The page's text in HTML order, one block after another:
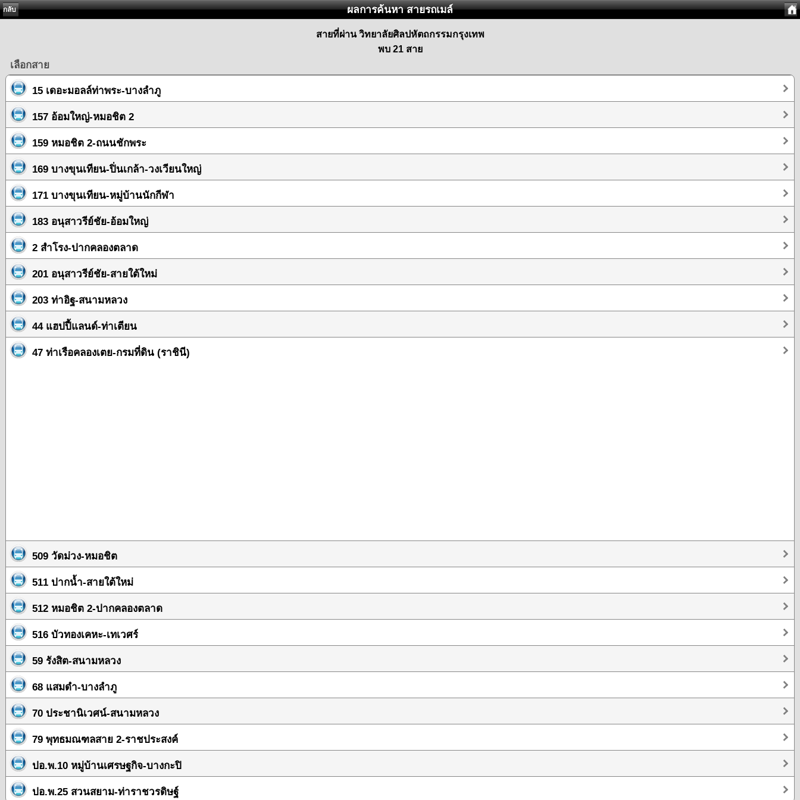
กลับ ผลการค้นหา สายรถเมล์
สายที่ผ่าน วิทยาลัยศิลปหัตถกรรมกรุงเทพ
พบ 21 สาย
เลือกสาย
15 เดอะมอลล์ท่าพระ-บางลำภู
157 อ้อมใหญ่-หมอชิต 2
159 หมอชิต 2-ถนนชักพระ
169 บางขุนเทียน-ปิ่นเกล้า-วงเวียนใหญ่
171 บางขุนเทียน-หมู่บ้านนักกีฬา
183 อนุสาวรีย์ชัย-อ้อมใหญ่
2 สำโรง-ปากคลองตลาด
201 อนุสาวรีย์ชัย-สายใต้ใหม่
203 ท่าอิฐ-สนามหลวง
44 แฮปปี้แลนด์-ท่าเตียน
47 ท่าเรือคลองเตย-กรมที่ดิน (ราชินี)
509 วัดม่วง-หมอชิต
511 ปากน้ำ-สายใต้ใหม่
512 หมอชิต 2-ปากคลองตลาด
516 บัวทองเคหะ-เทเวศร์
59 รังสิต-สนามหลวง
68 แสมดำ-บางลำภู
70 ประชานิเวศน์-สนามหลวง
79 พุทธมณฑลสาย 2-ราชประสงค์
ปอ.พ.10 หมู่บ้านเศรษฐกิจ-บางกะปิ
ปอ.พ.25 สวนสยาม-ท่าราชวรดิษฐ์